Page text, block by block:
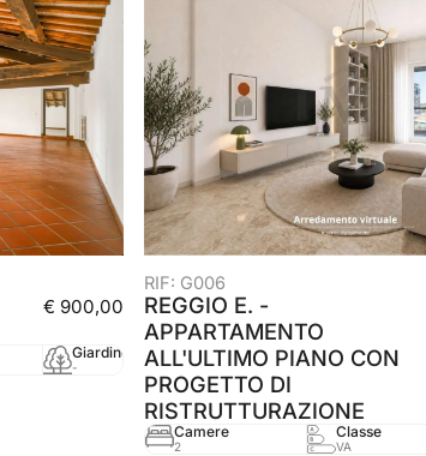
€ 900,00
Giardino
-
mq
110 mq
Anno
-
RIF: G006
REGGIO E. -
APPARTAMENTO
ALL'ULTIMO PIANO CON
PROGETTO DI
RISTRUTTURAZIONE
Camere
2
Classe
VA